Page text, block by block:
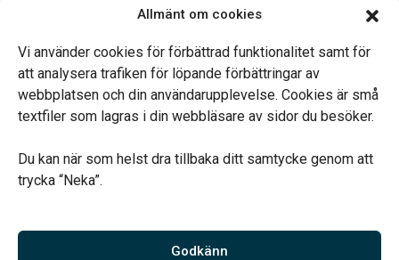
Allmänt om cookies
Vi använder cookies för förbättrad funktionalitet samt för
att analysera trafiken för löpande förbättringar av
webbplatsen och din användarupplevelse. Cookies är små
textfiler som lagras i din webbläsare av sidor du besöker.
Du kan när som helst dra tillbaka ditt samtycke genom att
trycka “Neka”.
Godkänn
Jourtelefon dygnet runt.
Vårt systerbolag Verahill hjälper dig med familjejuridiken –